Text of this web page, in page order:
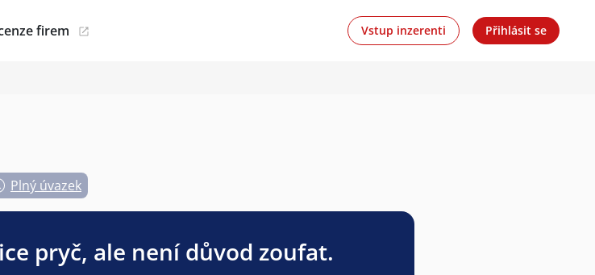
firem Vstup inzerenti Přihlásit se
Plný úvazek
pryč, ale není důvod zoufat.